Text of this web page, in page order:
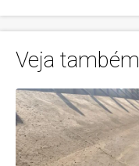
Veja também